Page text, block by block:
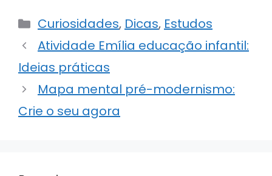
a
ts
A
p
p
k
e
dI
n
c
e
b
o
o
k
e
gr
a
ar
e
Categorias
Curiosidades, Dicas, Estudos
Atividade Emília educação infantil:
Ideias práticas
Mapa mental pré-modernismo:
Crie o seu agora